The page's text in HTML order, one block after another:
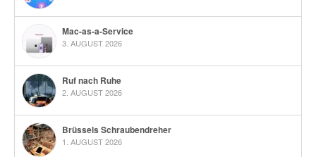
Mac-as-a-Service
3. AUGUST 2026
Ruf nach Ruhe
2. AUGUST 2026
Brüssels Schraubendreher
1. AUGUST 2026